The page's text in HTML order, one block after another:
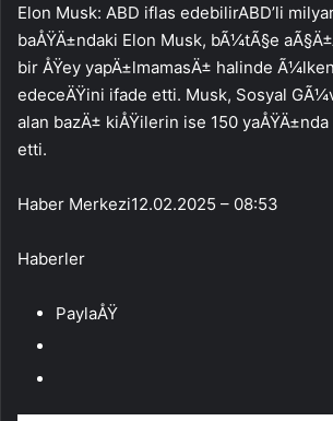
Elon Musk: ABD iflas edebilirABD’li
baÅŸÄ±ndaki Elon Musk, bÃ¼tÃ§e
bir ÅŸey yapÄ±lmamasÄ± halinde
edeceÄŸini ifade etti. Musk, Sosyal
alan bazÄ± kiÅŸilerin ise 150
etti.
Haber Merkezi12.02.2025 – 08:53
Haberler
PaylaÅŸ